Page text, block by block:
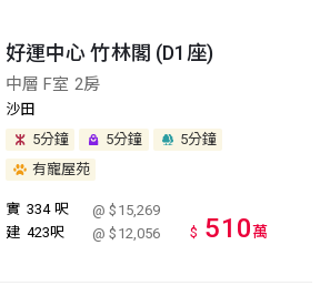
好運中心 竹林閣 (D1座)
中層 F室 2房
沙田
5分鐘
5分鐘
5分鐘
有寵屋苑
實 334 呎
@ $15,269
建 423呎 @ $12,056 $ 510萬